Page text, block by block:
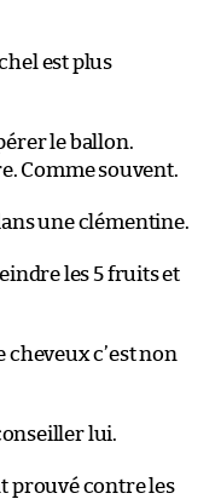
est plus
le ballon.
Comme souvent.
une clémentine.
les 5 fruits et
c’est non
lui.
prouvé contre les